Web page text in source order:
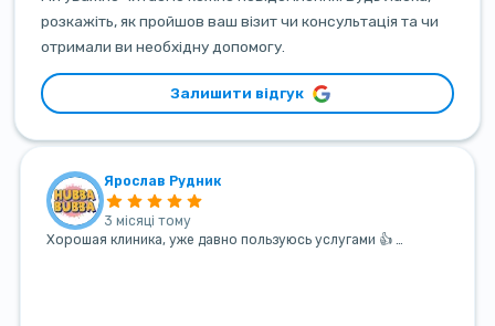
розкажіть, як пройшов ваш візит чи консультація та чи
отримали ви необхідну допомогу.
Залишити відгук
Ярослав Рудник
3 місяці тому
Хорошая клиника, уже давно пользуюсь услугами 👍 …